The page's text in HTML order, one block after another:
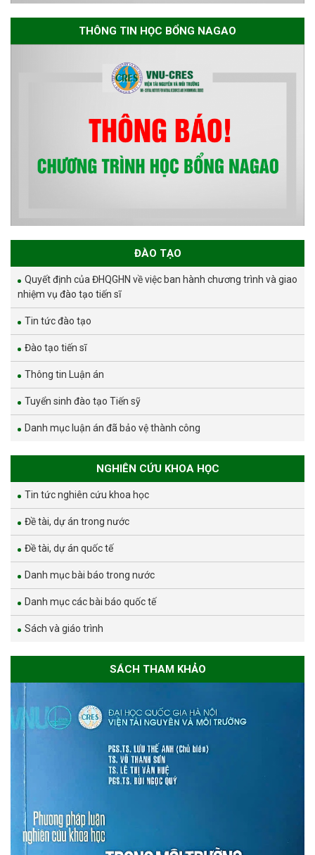
THÔNG TIN HỌC BỔNG NAGAO
ĐÀO TẠO
Quyết định của ĐHQGHN về việc ban hành chương trình và giao
nhiệm vụ đào tạo tiến sĩ
Tin tức đào tạo
Đào tạo tiến sĩ
Thông tin Luận án
Tuyển sinh đào tạo Tiến sỹ
Danh mục luận án đã bảo vệ thành công
NGHIÊN CỨU KHOA HỌC
Tin tức nghiên cứu khoa học
Đề tài, dự án trong nước
Đề tài, dự án quốc tế
Danh mục bài báo trong nước
Danh mục các bài báo quốc tế
Sách và giáo trình
SÁCH THAM KHẢO